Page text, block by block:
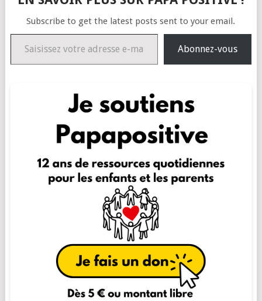
Subscribe to get the latest posts sent to your email.
Saisissez votre adresse e-mail…
Abonnez-vous